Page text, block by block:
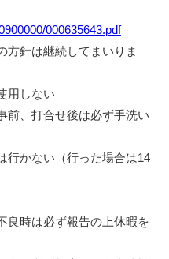
000635643.pdf
方針は継続してまいりま
用しない
前、打合せ後は必ず手洗い
行かない（行った場合は14
良時は必ず報告の上休暇を